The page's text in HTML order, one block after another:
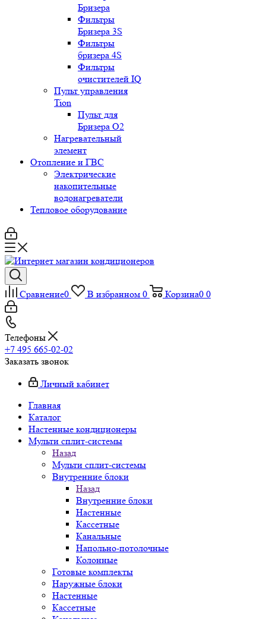
Бризера
Фильтры
Бризера 3S
Фильтры
бризера 4S
Фильтры
очистителей IQ
Пульт управления
Tion
Пульт для
Бризера O2
Нагревательный
элемент
Отопление и ГВС
Электрические
накопительные
водонагреватели
Тепловое оборудование
Сравнение0 В избранном 0 Корзина0 0
Телефоны
+7 495 665-02-02
Заказать звонок
Личный кабинет
Главная
Каталог
Настенные кондиционеры
Мульти сплит-системы
Назад
Мульти сплит-системы
Внутренние блоки
Назад
Внутренние блоки
Настенные
Кассетные
Канальные
Напольно-потолочные
Колонные
Готовые комплекты
Наружные блоки
Настенные
Кассетные